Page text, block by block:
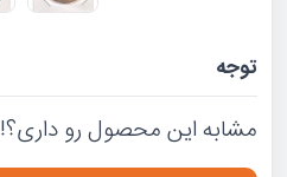
توجه
مشابه این محصول رو داری؟!